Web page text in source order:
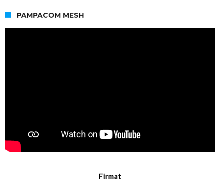
PAMPACOM MESH
Firmat